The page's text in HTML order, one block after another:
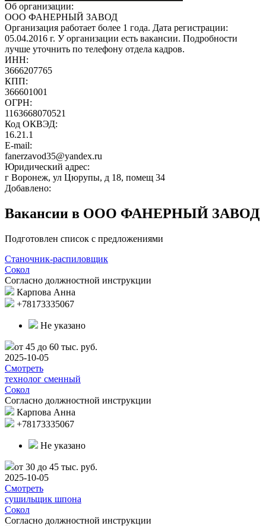
Об организации:
ООО ФАНЕРНЫЙ ЗАВОД
Организация работает более 1 года. Дата регистрации:
05.04.2016 г. У организации есть вакансии. Подробности
лучше уточнить по телефону отдела кадров.
ИНН:
3666207765
КПП:
366601001
ОГРН:
1163668070521
Код ОКВЭД:
16.21.1
E-mail:
fanerzavod35@yandex.ru
Юридический адрес:
г Воронеж, ул Цюрупы, д 18, помещ 34
Добавлено:
Вакансии в ООО ФАНЕРНЫЙ ЗАВОД
Подготовлен список с предложениями
Станочник-распиловщик
Сокол
Согласно должностной инструкции
Карпова Анна
+78173335067
Не указано
от 45 до 60 тыс. руб.
2025-10-05
Смотреть
технолог сменный
Сокол
Согласно должностной инструкции
Карпова Анна
+78173335067
Не указано
от 30 до 45 тыс. руб.
2025-10-05
Смотреть
сушильщик шпона
Сокол
Согласно должностной инструкции